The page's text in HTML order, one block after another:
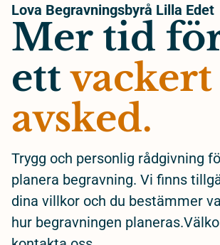
Lova Begravningsbyrå Lilla Edet
Mer tid
ettvackert
avsked.
Trygg och personlig rådgivning
planera begravning. Vi finns
dina villkor och du bestämmer
hur begravningen